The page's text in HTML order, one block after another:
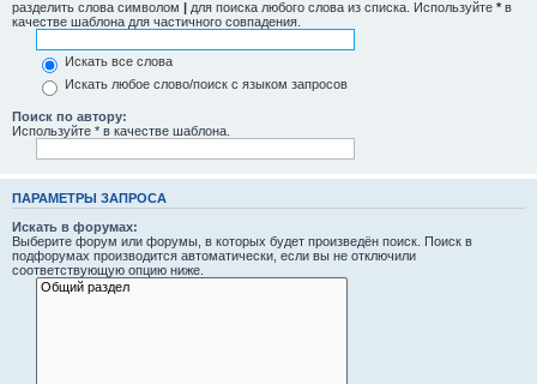
разделить слова символом | для поиска любого слова из списка. Используйте * в
качестве шаблона для частичного совпадения.
Искать все слова
Искать любое слово/поиск с языком запросов
Поиск по автору:
Используйте * в качестве шаблона.
ПАРАМЕТРЫ ЗАПРОСА
Искать в форумах:
Выберите форум или форумы, в которых будет произведён поиск. Поиск в
подфорумах производится автоматически, если вы не отключили
соответствующую опцию ниже.